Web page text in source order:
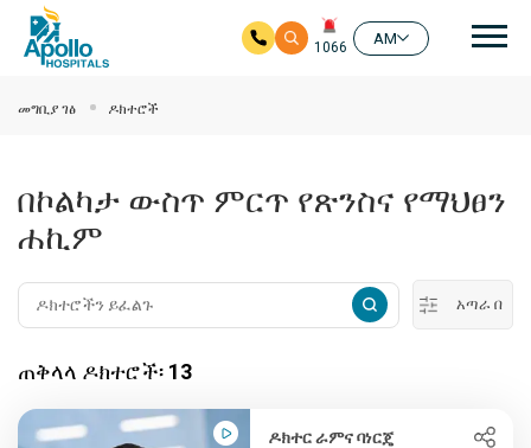
1066
AM
መግቢያ ገፅ ዶክተሮች
በኮልካታ ውስጥ ምርጥ የጽንስና የማህፀን
ሐኪም
አጣራ በ
ጠቅላላ ዶክተሮች፡ 13
ዶክተር ራምና ባነርጄ